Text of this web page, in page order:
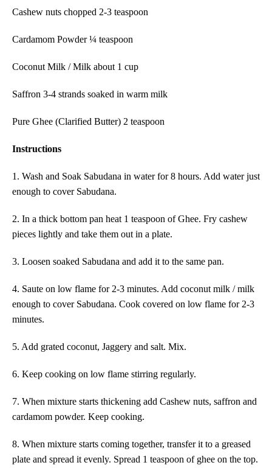
Cashew nuts chopped 2-3 teaspoon
Cardamom Powder ¼ teaspoon
Coconut Milk / Milk about 1 cup
Saffron 3-4 strands soaked in warm milk
Pure Ghee (Clarified Butter) 2 teaspoon
Instructions
1. Wash and Soak Sabudana in water for 8 hours. Add water just
enough to cover Sabudana.
2. In a thick bottom pan heat 1 teaspoon of Ghee. Fry cashew
pieces lightly and take them out in a plate.
3. Loosen soaked Sabudana and add it to the same pan.
4. Saute on low flame for 2-3 minutes. Add coconut milk / milk
enough to cover Sabudana. Cook covered on low flame for 2-3
minutes.
5. Add grated coconut, Jaggery and salt. Mix.
6. Keep cooking on low flame stirring regularly.
7. When mixture starts thickening add Cashew nuts, saffron and
cardamom powder. Keep cooking.
8. When mixture starts coming together, transfer it to a greased
plate and spread it evenly. Spread 1 teaspoon of ghee on the top.